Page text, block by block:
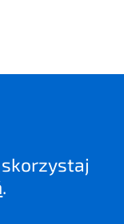
skorzystaj
.